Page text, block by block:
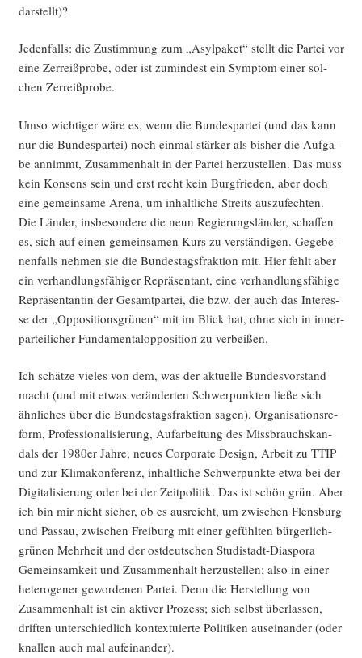
darstellt)?
Jeden­falls: die Zustim­mung zum „Asyl­pa­ket“ stellt die Par­tei vor
eine Zer­reiß­pro­be, oder ist zumin­dest ein Sym­ptom einer sol­
chen Zerreißprobe.
Umso wich­ti­ger wäre es, wenn die Bun­des­par­tei (und das kann
nur die Bun­des­par­tei) noch ein­mal stär­ker als bis­her die Auf­ga­
be annimmt, Zusam­men­halt in der Par­tei her­zu­stel­len. Das muss
kein Kon­sens sein und erst recht kein Burg­frie­den, aber doch
eine gemein­sa­me Are­na, um inhalt­li­che Streits aus­zu­fech­ten.
Die Län­der, ins­be­son­de­re die neun Regie­rungs­län­der, schaf­fen
es, sich auf einen gemein­sa­men Kurs zu ver­stän­di­gen. Gege­be­
nen­falls neh­men sie die Bun­des­tags­frak­ti­on mit. Hier fehlt aber
ein ver­hand­lungs­fä­hi­ger Reprä­sen­tant, eine ver­hand­lungs­fä­hi­ge
Reprä­sen­tan­tin der Gesamt­par­tei, die bzw. der auch das Inter­es­
se der „Oppo­si­ti­ons­grü­nen“ mit im Blick hat, ohne sich in inner­
par­tei­li­cher Fun­da­men­tal­op­po­si­ti­on zu verbeißen.
Ich schät­ze vie­les von dem, was der aktu­el­le Bun­des­vor­stand
macht (und mit etwas ver­än­der­ten Schwer­punk­ten lie­ße sich
ähn­li­ches über die Bun­des­tags­frak­ti­on sagen). Orga­ni­sa­ti­ons­re­
form, Pro­fes­sio­na­li­sie­rung, Auf­ar­bei­tung des Miss­brauch­skan­
dals der 1980er Jah­re, neu­es Cor­po­ra­te Design, Arbeit zu TTIP
und zur Kli­ma­kon­fe­renz, inhalt­li­che Schwer­punk­te etwa bei der
Digi­ta­li­sie­rung oder bei der Zeit­po­li­tik. Das ist schön grün. Aber
ich bin mir nicht sicher, ob es aus­reicht, um zwi­schen Flens­burg
und Pas­sau, zwi­schen Frei­burg mit einer gefühl­ten bür­ger­lich-
grü­nen Mehr­heit und der ost­deut­schen Stu­di­stadt-Dia­spo­ra
Gemein­sam­keit und Zusam­men­halt her­zu­stel­len; also in einer
hete­ro­ge­ner gewor­de­nen Par­tei. Denn die Her­stel­lung von
Zusam­men­halt ist ein akti­ver Pro­zess; sich selbst über­las­sen,
drif­ten unter­schied­lich kon­tex­tu­ier­te Poli­ti­ken aus­ein­an­der (oder
knal­len auch mal aufeinander).